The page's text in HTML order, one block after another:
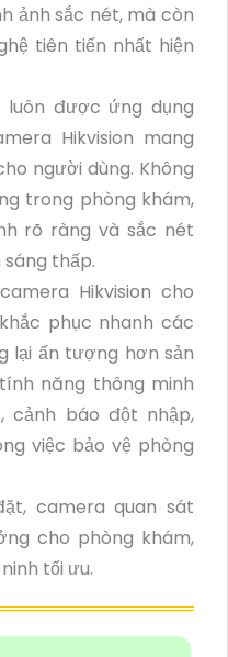
ảnh sắc nét, mà còn
tiên tiến nhất hiện
được ứng dụng
Hikvision mang
người dùng. Không
trong phòng khám,
rõ ràng và sắc nét
thấp.
Hikvision cho
phục nhanh các
lại ấn tượng hơn sản
năng thông minh
cảnh báo đột nhập,
việc bảo vệ phòng
camera quan sát
cho phòng khám,
tối ưu.